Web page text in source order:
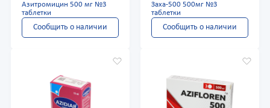
Азитромицин 500 мг №3
таблетки
Сообщить о наличии
Заха-500 500мг №3
таблетки
Сообщить о наличии